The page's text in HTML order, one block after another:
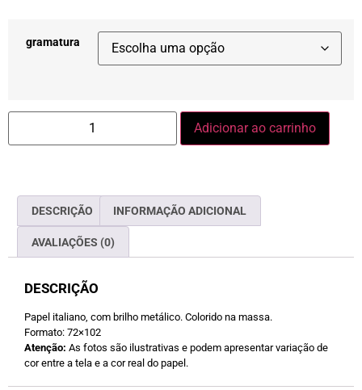
gramatura
Adicionar ao carrinho
DESCRIÇÃO INFORMAÇÃO ADICIONAL
AVALIAÇÕES (0)
DESCRIÇÃO
Papel italiano, com brilho metálico. Colorido na massa.
Formato: 72×102
Atenção: As fotos são ilustrativas e podem apresentar variação de
cor entre a tela e a cor real do papel.